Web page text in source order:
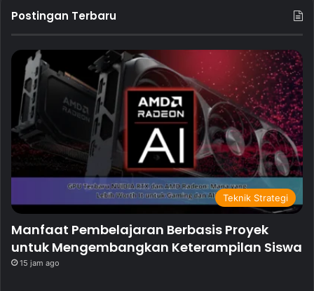
Postingan Terbaru
Teknik Strategi
Manfaat Pembelajaran Berbasis Proyek
untuk Mengembangkan Keterampilan Siswa
15 jam ago